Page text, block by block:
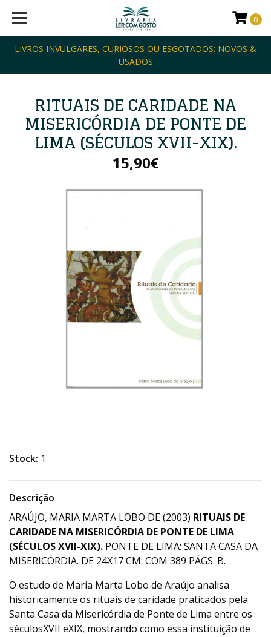
LIVROS INVULGARES, CURIOSOS OU ESGOTADOS: NOVOS &
USADOS
0
RITUAIS DE CARIDADE NA
MISERICÓRDIA DE PONTE DE
LIMA (SÉCULOS XVII-XIX).
15,90€
Stock: 1
Descrição
ARAÚJO, MARIA MARTA LOBO DE (2003) RITUAIS DE
CARIDADE NA MISERICÓRDIA DE PONTE DE LIMA
(SÉCULOS XVII-XIX). PONTE DE LIMA: SANTA CASA DA
MISERICÓRDIA. DE 24X17 CM. COM 389 PÁGS. B.
O estudo de Maria Marta Lobo de Araújo analisa
historicamente os rituais de caridade praticados pela
Santa Casa da Misericórdia de Ponte de Lima entre os
séculosXVII eXIX, mostrando como essa instituição de